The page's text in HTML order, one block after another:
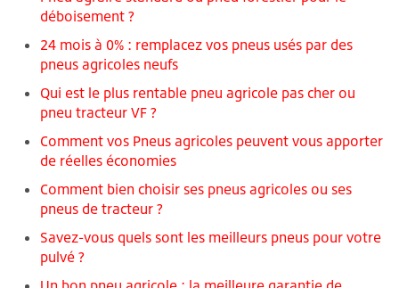
déboisement ?
24 mois à 0% : remplacez vos pneus usés par des
pneus agricoles neufs
Qui est le plus rentable pneu agricole pas cher ou
pneu tracteur VF ?
Comment vos Pneus agricoles peuvent vous apporter
de réelles économies
Comment bien choisir ses pneus agricoles ou ses
pneus de tracteur ?
Savez-vous quels sont les meilleurs pneus pour votre
pulvé ?